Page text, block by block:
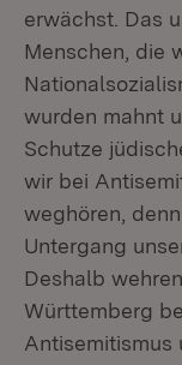
erwächst. Das
Menschen, die
wurden mahnt
Schutze
wir bei
weghören,
Untergang
Deshalb
Württemberg
Antisemitismus